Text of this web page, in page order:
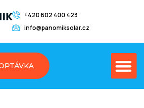
+420 602 400 423
info@panomiksolar.cz